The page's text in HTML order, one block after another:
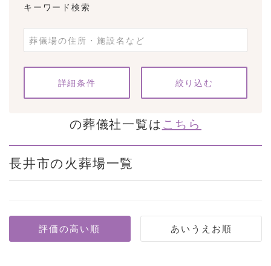
キーワード検索
条件をクリア
詳細条件
の葬儀社一覧は こちら
長井市の火葬場一覧